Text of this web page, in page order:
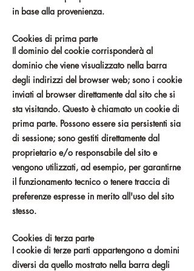
in base alla provenienza.
Cookies di prima parte
Il dominio del cookie corrisponderà al
dominio che viene visualizzato nella barra
degli indirizzi del browser web; sono i cookie
inviati al browser direttamente dal sito che si
sta visitando. Questo è chiamato un cookie di
prima parte. Possono essere sia persistenti sia
di sessione; sono gestiti direttamente dal
proprietario e/o responsabile del sito e
vengono utilizzati, ad esempio, per garantirne
il funzionamento tecnico o tenere traccia di
preferenze espresse in merito all'uso del sito
stesso.
Cookies di terza parte
I cookie di terze parti appartengono a domini
diversi da quello mostrato nella barra degli